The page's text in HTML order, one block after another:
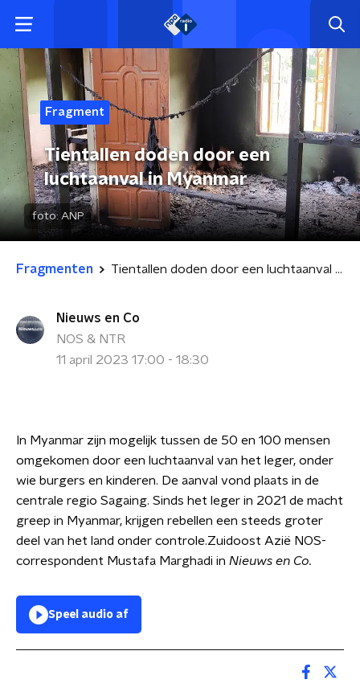
Fragment
Tientallen doden door een
luchtaanval in Myanmar
foto: ANP
Fragmenten Tientallen doden door een luchtaanval in Myanmar
Nieuws en Co
NOS & NTR
11 april 2023 17:00 - 18:30
In Myanmar zijn mogelijk tussen de 50 en 100 mensen
omgekomen door een luchtaanval van het leger, onder
wie burgers en kinderen. De aanval vond plaats in de
centrale regio Sagaing. Sinds het leger in 2021 de macht
greep in Myanmar, krijgen rebellen een steeds groter
deel van het land onder controle.Zuidoost Azië NOS-
correspondent Mustafa Marghadi in Nieuws en Co.
Speel audio af